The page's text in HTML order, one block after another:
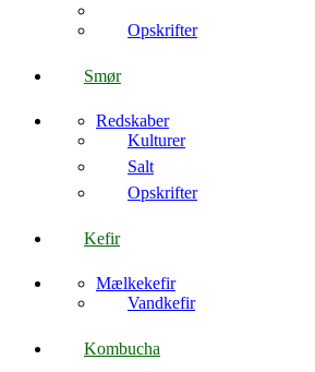
Opskrifter
Smør
Redskaber
Kulturer
Salt
Opskrifter
Kefir
Mælkekefir
Vandkefir
Kombucha